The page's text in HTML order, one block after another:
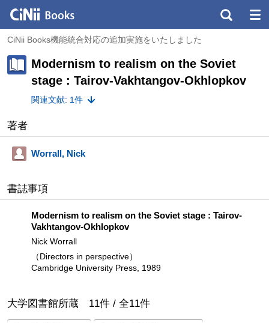
CiNii Books機能統合対応の追加実施をいたしました
Modernism to realism on the Soviet
stage : Tairov-Vakhtangov-Okhlopkov
関連文献: 1件
著者
Worrall, Nick
書誌事項
Modernism to realism on the Soviet stage : Tairov-
Vakhtangov-Okhlopkov
Nick Worrall
（Directors in perspective）
Cambridge University Press, 1989
大学図書館所蔵 11件 / 全11件